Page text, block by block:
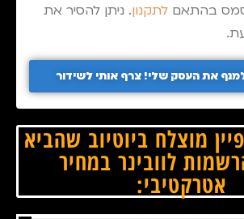
בהתאםלתקנון. ניתן להסיר את
את העסק שלי! צרף אותי לשידור
מוצלח ביוטיוב שהביא
לוובינר במחיר
אטרקטיבי: